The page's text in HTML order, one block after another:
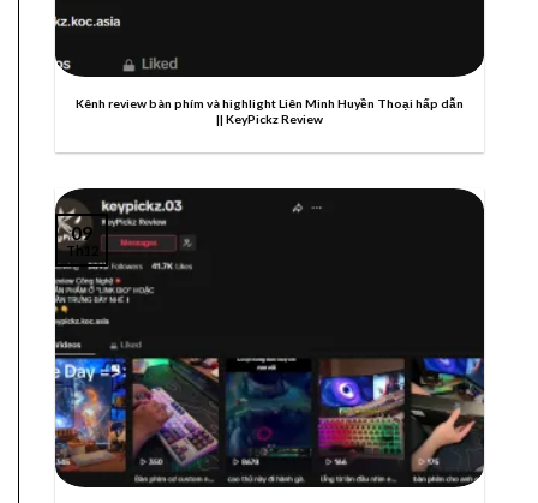
Kênh review bàn phím và highlight Liên Minh Huyền Thoại hấp dẫn
|| KeyPickz Review
09
Th12